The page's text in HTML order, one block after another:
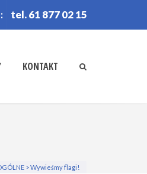
tel. 61 877 02 15
KONTAKT
>Wywieśmy flagi!